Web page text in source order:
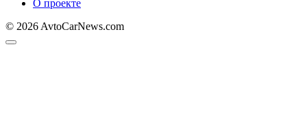
О проекте
© 2026 AvtoCarNews.com